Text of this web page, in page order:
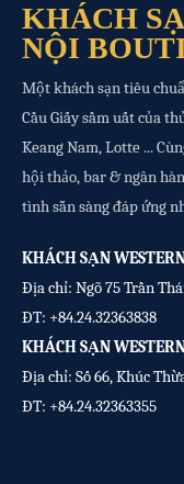
KHÁCH
NỘI
Một khách sạn tiêu
Cầu Giấy sầm uất của
Keang Nam, Lotte ...
hội thảo, bar & ngân
tình sẵn sàng đáp ứng
KHÁCH SẠN
Địa chỉ: Ngõ 75 Trần
ĐT: +84.24.32363838
KHÁCH SẠN
Địa chỉ: Số 66, Khúc
ĐT: +84.24.32363355